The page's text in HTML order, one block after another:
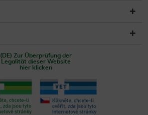
(DE) Zur Überprüfung der
Legalität dieser Website
hier klicken